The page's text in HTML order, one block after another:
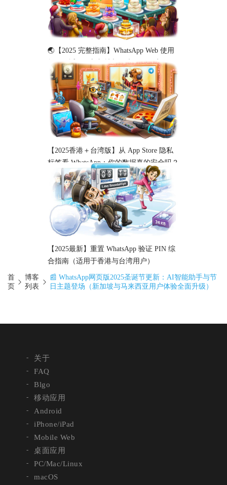
🌏【2025 完整指南】WhatsApp Web 使用
教程（适用于新加坡与马来西亚用户）
【2025香港＋台湾版】从 App Store 隐私
标签看 WhatsApp：你的数据真的安全吗？
【2025最新】重置 WhatsApp 验证 PIN 综
合指南（适用于香港与台湾用户）
首
页
博客
列表
📰 WhatsApp网页版2025圣诞节更新：AI智能助手与节
日主题登场（新加坡与马来西亚用户体验全面升级）
关于
FAQ
Blgo
移动应用
Android
iPhone/iPad
Mobile Web
桌面应用
PC/Mac/Linux
macOS